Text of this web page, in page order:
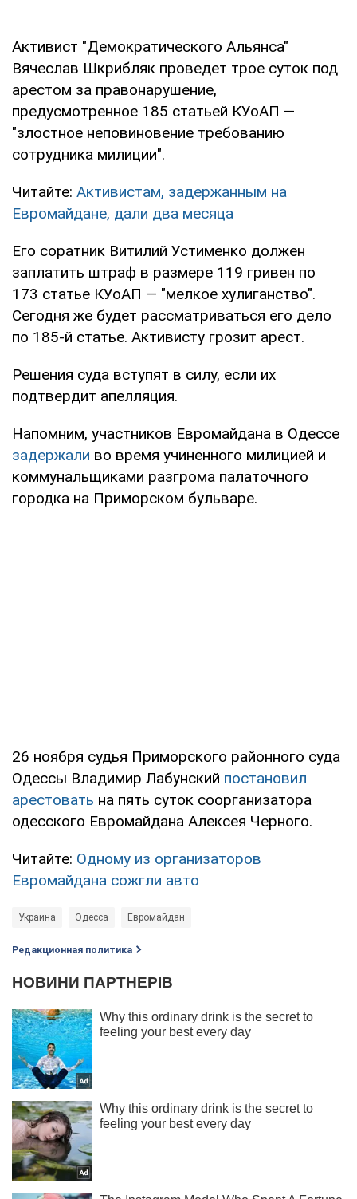
Активист "Демократического Альянса"
Вячеслав Шкрибляк проведет трое суток под
арестом за правонарушение,
предусмотренное 185 статьей КУоАП —
"злостное неповиновение требованию
сотрудника милиции".
Читайте: Активистам, задержанным на
Евромайдане, дали два месяца
Его соратник Витилий Устименко должен
заплатить штраф в размере 119 гривен по
173 статье КУоАП — "мелкое хулиганство".
Сегодня же будет рассматриваться его дело
по 185-й статье. Активисту грозит арест.
Решения суда вступят в силу, если их
подтвердит апелляция.
Напомним, участников Евромайдана в Одессе
задержали во время учиненного милицией и
коммунальщиками разгрома палаточного
городка на Приморском бульваре.
26 ноября судья Приморского районного суда
Одессы Владимир Лабунский постановил
арестовать на пять суток соорганизатора
одесского Евромайдана Алексея Черного.
Читайте: Одному из организаторов
Евромайдана сожгли авто
Украина Одесса Евромайдан
Редакционная политика